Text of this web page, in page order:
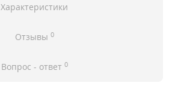
Характеристики
Отзывы 0
Вопрос - ответ 0